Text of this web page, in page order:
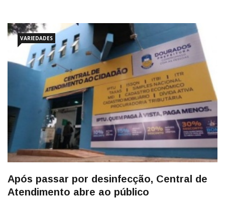
VARIEDADES
Após passar por desinfecção, Central de
Atendimento abre ao público